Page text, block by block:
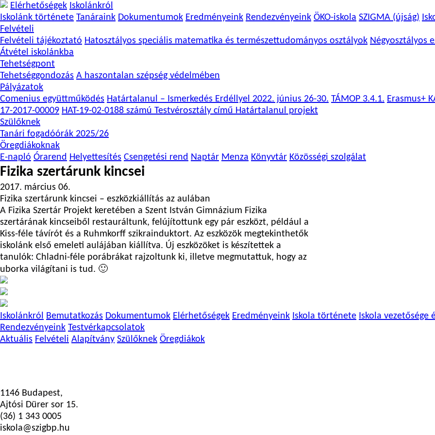
Elérhetőségek Iskolánkról
Iskolánk története Tanáraink Dokumentumok Eredményeink Rendezvényeink ÖKO-iskola SZIGMA (újság)
Felvételi
Felvételi tájékoztató Hatosztályos speciális matematika és természettudományos osztályok Négyosztályos
Átvétel iskolánkba
Tehetségpont
Tehetséggondozás A haszontalan szépség védelmében
Pályázatok
Comenius együttműködés Határtalanul – Ismerkedés Erdéllyel 2022. június 26-30. TÁMOP 3.4.1. Erasmus+
17-2017-00009 HAT-19-02-0188 számú Testvérosztály című Határtalanul projekt
Szülőknek
Tanári fogadóórák 2025/26
Öregdiákoknak
E-napló Órarend Helyettesítés Csengetési rend Naptár Menza Könyvtár Közösségi szolgálat
Fizika szertárunk kincsei
2017. március 06.
Fizika szertárunk kincsei – eszközkiállítás az aulában
A Fizika Szertár Projekt keretében a Szent István Gimnázium Fizika
szertárának kincseiből restauráltunk, felújítottunk egy pár eszközt, például a
Kiss-féle távírót és a Ruhmkorff szikrainduktort. Az eszközök megtekinthetők
iskolánk első emeleti aulájában kiállítva. Új eszközöket is készítettek a
tanulók: Chladni-féle porábrákat rajzoltunk ki, illetve megmutattuk, hogy az
uborka világítani is tud. 🙂
Iskolánkról Bemutatkozás Dokumentumok Elérhetőségek Eredményeink Iskola története Iskola vezetősége
Rendezvényeink Testvérkapcsolatok
Aktuális Felvételi Alapítvány Szülőknek Öregdiákok
1146 Budapest,
Ajtósi Dürer sor 15.
(36) 1 343 0005
iskola@szigbp.hu